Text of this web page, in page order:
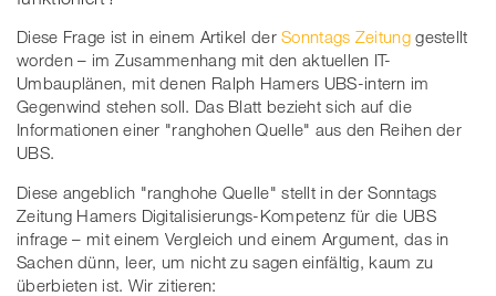
Diese Frage ist in einem Artikel derSonntags Zeitunggestellt
worden – im Zusammenhang mit den aktuellen IT-
Umbauplänen, mit denen Ralph Hamers UBS-intern im
Gegenwind stehen soll. Das Blatt bezieht sich auf die
Informationen einer "ranghohen Quelle" aus den Reihen der
UBS.
Diese angeblich "ranghohe Quelle" stellt in der Sonntags
Zeitung Hamers Digitalisierungs-Kompetenz für die UBS
infrage – mit einem Vergleich und einem Argument, das in
Sachen dünn, leer, um nicht zu sagen einfältig, kaum zu
überbieten ist. Wir zitieren: